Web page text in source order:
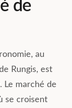
de
au
Rungis, est
Le marché de
se croisent